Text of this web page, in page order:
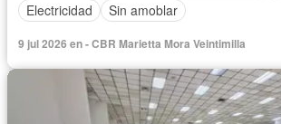
Electricidad
Sin amoblar
9 jul 2026 en - CBR Marietta Mora Veintimilla